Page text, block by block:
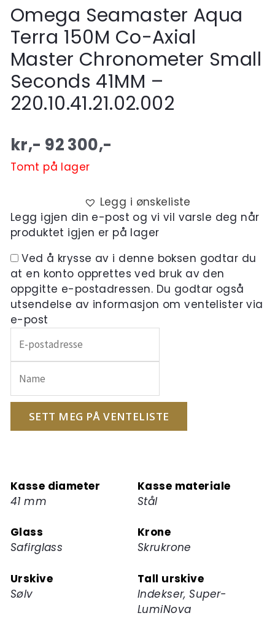
Omega Seamaster Aqua
Terra 150M Co-Axial
Master Chronometer Small
Seconds 41MM –
220.10.41.21.02.002
kr,- 92 300,-
Tomt på lager
Legg i ønskeliste
Legg igjen din e-post og vi vil varsle deg når
produktet igjen er på lager
Ved å krysse av i denne boksen godtar du
at en konto opprettes ved bruk av den
oppgitte e-postadressen. Du godtar også
utsendelse av informasjon om ventelister via
e-post
inn
e-
postadressen
din
ventelisten
for
produktet
SETT MEG PÅ VENTELISTE
Kasse diameter
41 mm
Kasse materiale
Stål
Glass
Safirglass
Krone
Skrukrone
Urskive
Sølv
Tall urskive
Indekser, Super-
LumiNova